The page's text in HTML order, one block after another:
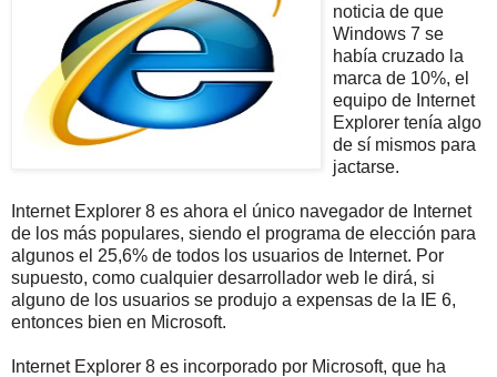
noticia de que
Windows 7 se
había cruzado la
marca de 10%, el
equipo de Internet
Explorer tenía algo
de sí mismos para
jactarse.
Internet Explorer 8 es ahora el único navegador de Internet
de los más populares, siendo el programa de elección para
algunos el 25,6% de todos los usuarios de Internet. Por
supuesto, como cualquier desarrollador web le dirá, si
alguno de los usuarios se produjo a expensas de la IE 6,
entonces bien en Microsoft.
Internet Explorer 8 es incorporado por Microsoft, que ha